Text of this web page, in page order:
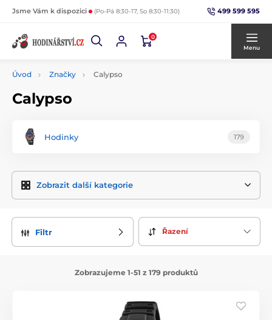
Jsme Vám k dispozici (Po-Pá 8:30-17, So 8:30-11:30) 499 599 595
0
Menu
Úvod Značky Calypso
Calypso
Hodinky 179
Zobrazit další kategorie
Filtr Řazení
Zobrazujeme 1-51 z 179 produktů